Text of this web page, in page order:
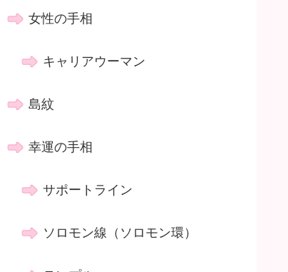
女性の手相
キャリアウーマン
島紋
幸運の手相
サポートライン
ソロモン線（ソロモン環）